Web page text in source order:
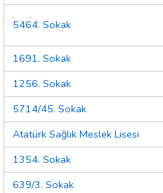
5464. Sokak
1691. Sokak
1256. Sokak
5714/45. Sokak
Atatürk Sağlık Meslek Lisesi
1354. Sokak
639/3. Sokak